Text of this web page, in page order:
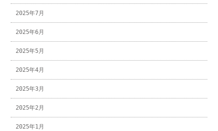
2025年7月
2025年6月
2025年5月
2025年4月
2025年3月
2025年2月
2025年1月